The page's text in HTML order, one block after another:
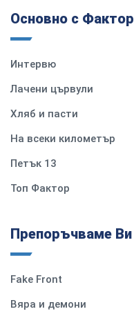
Основно с Фактор
Интервю
Лачени цървули
Хляб и пасти
На всеки километър
Петък 13
Топ Фактор
Препоръчваме Ви
Fake Front
Вяра и демони